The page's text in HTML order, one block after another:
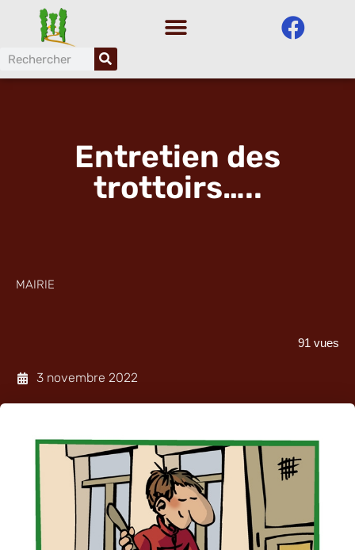
au
contenu
Entretien des
trottoirs…..
MAIRIE
91 vues
3 novembre 2022